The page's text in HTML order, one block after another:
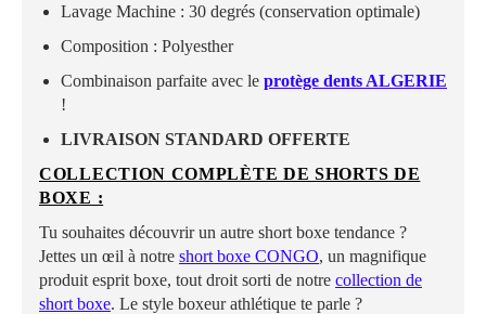
Lavage Machine : 30 degrés (conservation optimale)
Composition : Polyesther
Combinaison parfaite avec le protège dents ALGERIE
!
LIVRAISON STANDARD OFFERTE
COLLECTION COMPLÈTE DE SHORTS DE
BOXE :
Tu souhaites découvrir un autre short boxe tendance ?
Jettes un œil à notre short boxe CONGO, un magnifique
produit esprit boxe, tout droit sorti de notre collection de
short boxe. Le style boxeur athlétique te parle ?